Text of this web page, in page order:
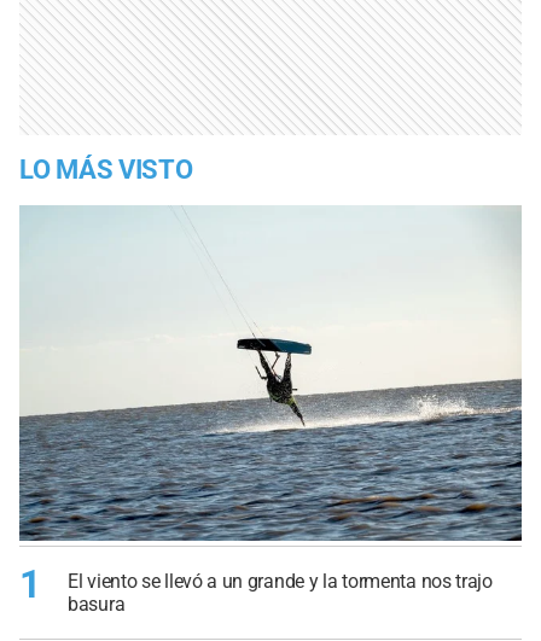
LO MÁS VISTO
1
El viento se llevó a un grande y la tormenta nos trajo
basura